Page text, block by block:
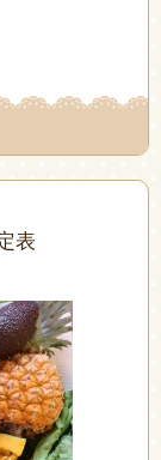
表